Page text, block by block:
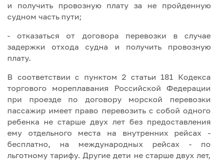
и получить провозную плату за не пройденную
судном часть пути;
- отказаться от договора перевозки в случае
задержки отхода судна и получить провозную
плату.
В соответствии с пунктом 2 статьи 181 Кодекса
торгового мореплавания Российской Федерации
при проезде по договору морской перевозки
пассажир имеет право перевозить с собой одного
ребенка не старше двух лет без предоставления
ему отдельного места на внутренних рейсах -
бесплатно, на международных рейсах - по
льготному тарифу. Другие дети не старше двух лет,